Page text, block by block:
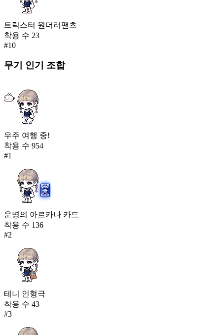
트릭스터 원더러팬츠
착용 수 23
#10
무기 인기 조합
우주 여행 중!
착용 수 954
#1
운명의 아르카나 카드
착용 수 136
#2
테니 인형극
착용 수 43
#3